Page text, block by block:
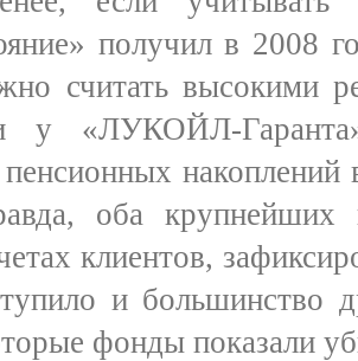
получил в 2008
считать высокими
у «ЛУКОЙЛ-
накоплений
оба крупнейших
клиентов,
и большинство
фонды показали